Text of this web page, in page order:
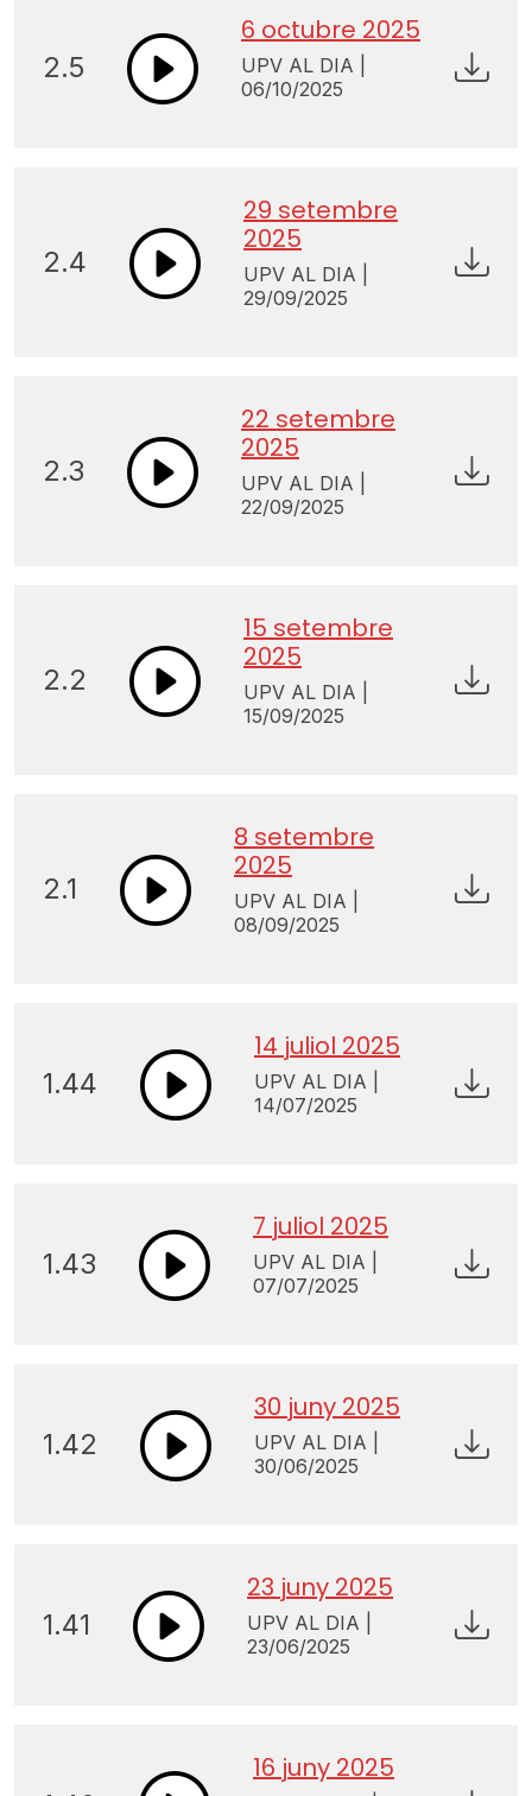
2.5
6 octubre 2025
UPV AL DIA |
06/10/2025
2.4
29 setembre
2025
UPV AL DIA |
29/09/2025
2.3
22 setembre
2025
UPV AL DIA |
22/09/2025
2.2
15 setembre
2025
UPV AL DIA |
15/09/2025
2.1
8 setembre
2025
UPV AL DIA |
08/09/2025
1.44
14 juliol 2025
UPV AL DIA |
14/07/2025
1.43
7 juliol 2025
UPV AL DIA |
07/07/2025
1.42
30 juny 2025
UPV AL DIA |
30/06/2025
1.41
23 juny 2025
UPV AL DIA |
23/06/2025
16 juny 2025